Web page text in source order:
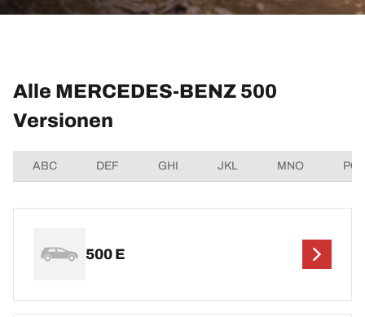
Alle MERCEDES-BENZ 500
Versionen
ABC DEF GHI JKL MNO
500 E